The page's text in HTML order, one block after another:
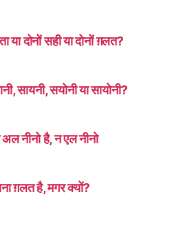
या दोनों सही या दोनों ग़लत?
सायनी, सयोनी या सायोनी?
नीनो है, न एल नीनो
ग़लत है, मगर क्यों?